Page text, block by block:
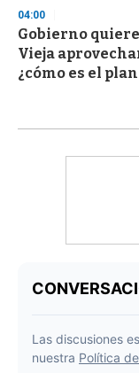
04:00
Gobierno
Vieja
¿cómo es el